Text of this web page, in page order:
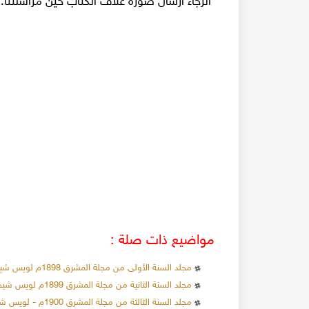
مواضيع ذات صلة :
مجلد السنة الأولى من مجلة المشرق 1898م لويس شيخو اليسوعي
مجلد السنة الثانية من مجلة المشرق 1899م لويس شيخو اليسوعي
مجلد السنة الثالثة من مجلة المشرق 1900م - لويس شيخو اليسوعي